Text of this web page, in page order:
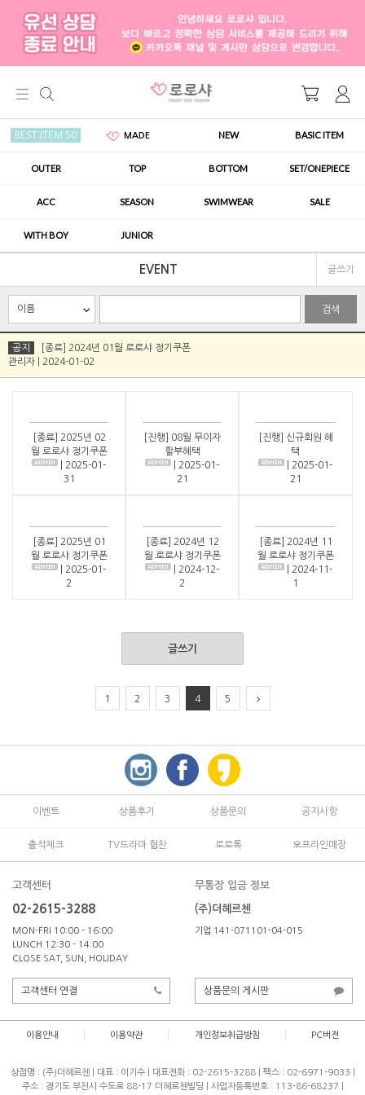
BEST ITEM 50 MADE NEW BASIC ITEM
OUTER TOP BOTTOM SET/ONEPIECE
ACC SEASON SWIMWEAR SALE
WITH BOY JUNIOR
EVENT 글쓰기
검색
공지
[종료] 2024년 01월 로로샤 정기쿠폰
관리자 | 2024-01-02
[종료] 2025년 02
월 로로샤 정기쿠폰
| 2025-01-
31
[진행] 08월 무이자
할부혜택
| 2025-01-
21
[진행] 신규회원 혜
택
| 2025-01-
21
[종료] 2025년 01
월 로로샤 정기쿠폰
| 2025-01-
2
[종료] 2024년 12
월 로로샤 정기쿠폰
| 2024-12-
2
[종료] 2024년 11
월 로로샤 정기쿠폰
| 2024-11-
1
글쓰기
1 2 3 4 5
이벤트 상품후기 상품문의 공지사항
출석체크 TV드라마 협찬 로로톡 오프라인매장
고객센터
02-2615-3288
MON-FRI 10:00 - 16:00
LUNCH 12:30 - 14:00
CLOSE SAT, SUN, HOLIDAY
무통장 입금 정보
(주)더헤르첸
기업 141-071101-04-015
고객센터 연결 상품문의 게시판
이용안내 이용약관 개인정보취급방침 PC버전
상점명 : (주)더헤르첸 대표 : 이기수 대표전화 : 02-2615-3288 팩스 : 02-6971-9033
주소 : 경기도 부천시 수도로 88-17 더헤르첸빌딩
사업자등록번호 : 113-86-68237